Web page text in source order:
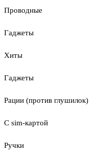
Проводные
Гаджеты
Хиты
Гаджеты
Рации (против глушилок)
С sim-картой
Ручки